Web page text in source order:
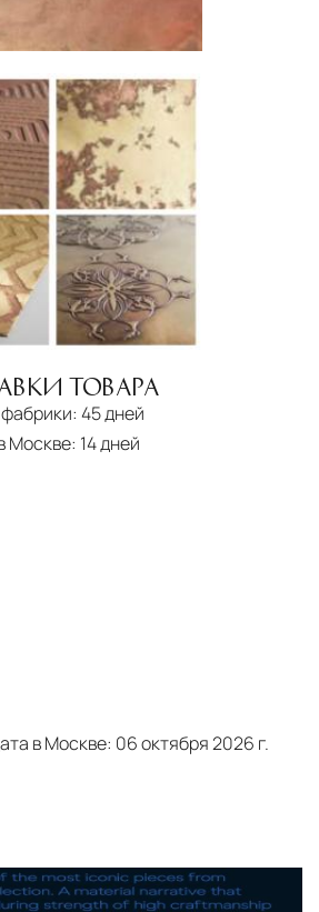
ТОВАРА
45 дней
Москве: 14 дней
в Москве: 06 октября 2026 г.